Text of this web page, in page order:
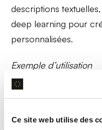
Ce site web utilise des
descriptions
deep learning pour
personnalisées.
Exemple d’utilisation
Un département
générer des